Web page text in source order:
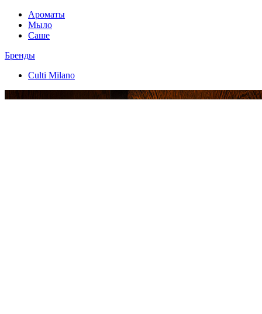
Ароматы
Мыло
Саше
Бренды
Culti Milano